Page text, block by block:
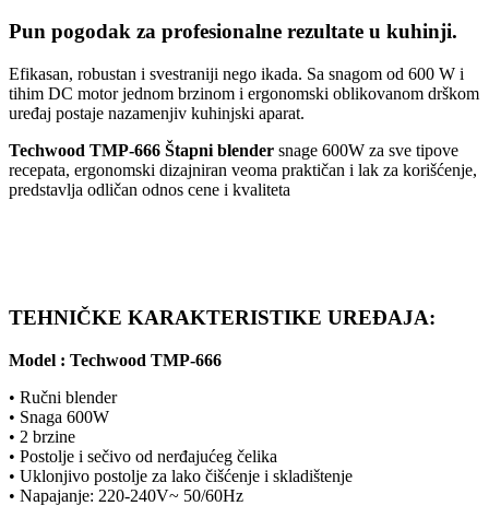
Pun pogodak za profesionalne rezultate u kuhinji.
Efikasan, robustan i svestraniji nego ikada. Sa snagom od 600 W i
tihim DC motor jednom brzinom i ergonomski oblikovanom drškom
uređaj postaje nazamenjiv kuhinjski aparat.
Techwood TMP-666 Štapni blender snage 600W za sve tipove
recepata, ergonomski dizajniran veoma praktičan i lak za korišćenje,
predstavlja odličan odnos cene i kvaliteta
TEHNIČKE KARAKTERISTIKE UREĐAJA:
Model : Techwood TMP-666
• Ručni blender
• Snaga 600W
• 2 brzine
• Postolje i sečivo od nerđajućeg čelika
• Uklonjivo postolje za lako čišćenje i skladištenje
• Napajanje: 220-240V~ 50/60Hz